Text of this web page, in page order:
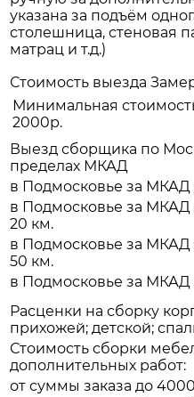
указана за подъём
столешница, стеновая
матрац и т.д.)
Стоимость выезда
Минимальная
2000р.
Выезд сборщика по
пределах МКАД
в Подмосковье за МКАД
в Подмосковье за МКАД
20 км.
в Подмосковье за МКАД
50 км.
в Подмосковье за МКАД
Расценки на сборку
прихожей; детской;
Стоимость сборки
дополнительных работ:
от суммы заказа до